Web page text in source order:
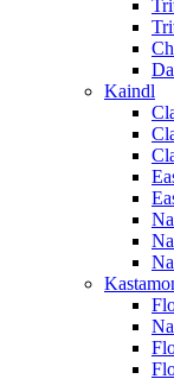
Kaindl